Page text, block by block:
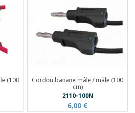
(100
Cordon banane mâle / mâle (100
cm)
2110-100N
6,00 €